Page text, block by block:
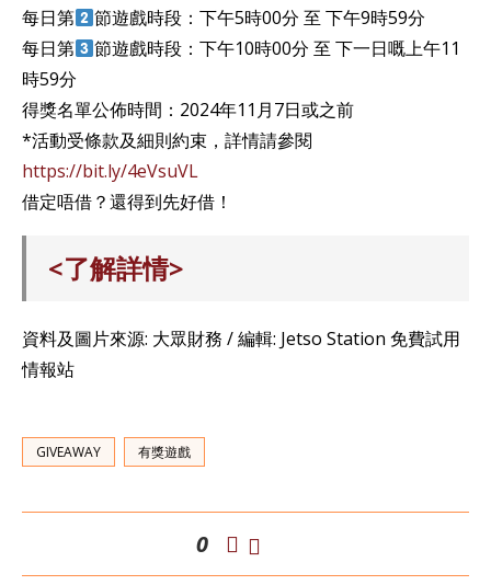
每日第
節遊戲時段：下午5時00分 至 下午9時59分
每日第
節遊戲時段：下午10時00分 至 下一日嘅上午11
時59分
得獎名單公佈時間：2024年11月7日或之前
*活動受條款及細則約束，詳情請參閱
https://bit.ly/4eVsuVL
借定唔借？還得到先好借！
<了解詳情>
資料及圖片來源: 大眾財務 / 編輯: Jetso Station 免費試用
情報站
GIVEAWAY 有獎遊戲
0